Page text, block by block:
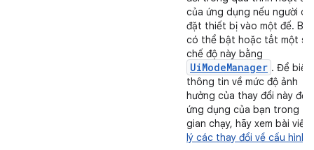
của ứng dụng nếu người
đặt thiết bị vào một đế. Bạn
có thể bật hoặc tắt một số
chế độ này bằng
UiModeManager . Để biết
thông tin về mức độ ảnh
hưởng của thay đổi này đến
ứng dụng của bạn trong
gian chạy, hãy xem bài viết
lý các thay đổi về cấu hình